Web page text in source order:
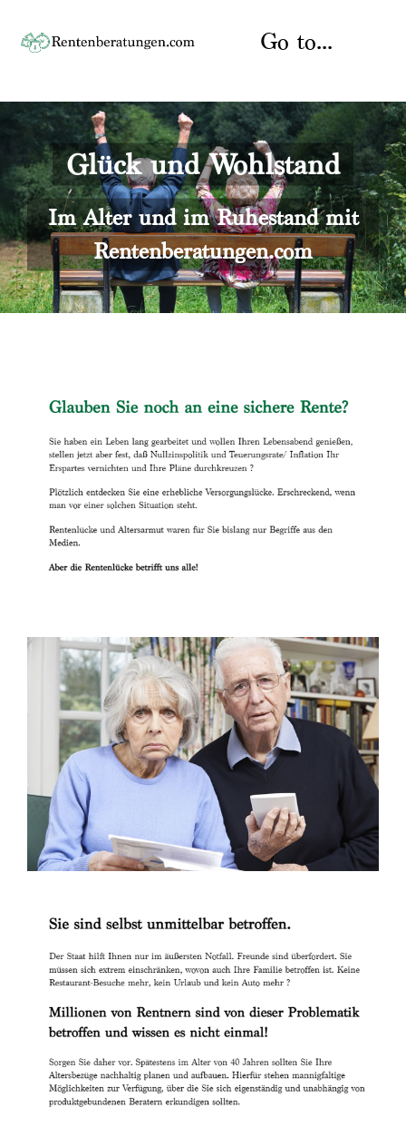
content
Go to...
Startseite
Rente
Rentenberater
Rentenversicherung
Versicherungsberatung
Über uns
Kontakt
Glück und Wohlstand
Im Alter und im Ruhestand mit
Rentenberatungen.com